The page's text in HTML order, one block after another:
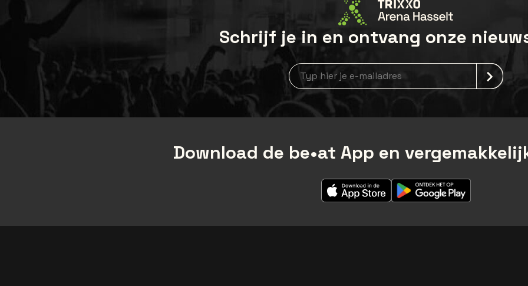
Schrijf je in en ontvang onze
Nieuwsbrief aanmelding
Download de be•at App en